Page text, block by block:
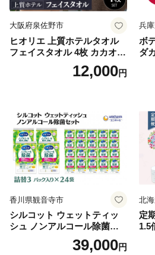
大阪府泉佐野市
ヒオリエ 上質ホテルタオル
フェイスタオル 4枚 カカオ
【タオル 泉州タオル 吸水 普
段使い 無地 シンプル 日用品
12,000円
兵
ボ
ダ
ボ
泡
香川県観音寺市
シルコット ウェットティッ
シュ ノンアルコール除菌詰
替（43枚×3P）×24袋 日用品
おもちゃ 拭き取り 手拭き 外
39,000円
北
定
1.5
ッ